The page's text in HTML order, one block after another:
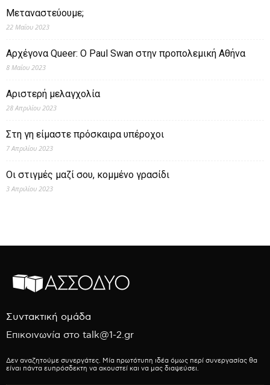
Μεταναστεύουμε;
22 Μαΐου 2023
Αρχέγονα Queer: O Paul Swan στην προπολεμική Αθήνα
8 Μαΐου 2023
Αριστερή μελαγχολία
28 Απριλίου 2023
Στη γη είμαστε πρόσκαιρα υπέροχοι
7 Απριλίου 2023
Οι στιγμές μαζί σου, κομμένο γρασίδι
3 Απριλίου 2023
Συντακτική ομάδα
Επικοινωνία στο talk@1-2.gr
Δεν αναζητούμε συνεργάτες. Μία πρωτότυπη ιδέα όμως περί συνεργασίας θα
είναι πάντα ευπρόσδεκτη να ακουστεί και να μας διαψεύσει.